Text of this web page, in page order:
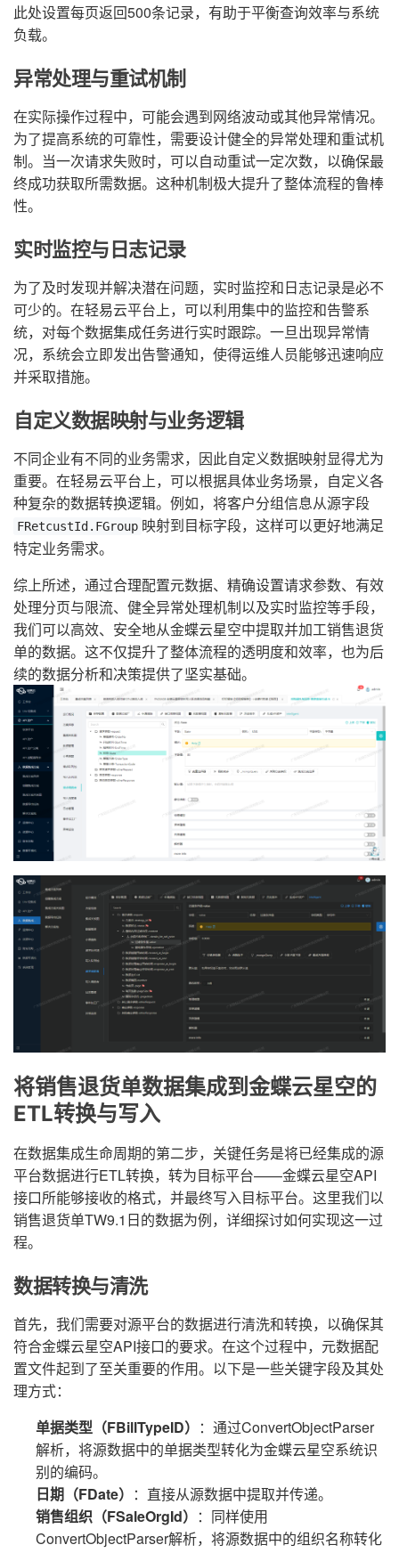
此处设置每页返回500条记录，有助于平衡查询效率与系统
负载。
异常处理与重试机制
在实际操作过程中，可能会遇到网络波动或其他异常情况。
为了提高系统的可靠性，需要设计健全的异常处理和重试机
制。当一次请求失败时，可以自动重试一定次数，以确保最
终成功获取所需数据。这种机制极大提升了整体流程的鲁棒
性。
实时监控与日志记录
为了及时发现并解决潜在问题，实时监控和日志记录是必不
可少的。在轻易云平台上，可以利用集中的监控和告警系
统，对每个数据集成任务进行实时跟踪。一旦出现异常情
况，系统会立即发出告警通知，使得运维人员能够迅速响应
并采取措施。
自定义数据映射与业务逻辑
不同企业有不同的业务需求，因此自定义数据映射显得尤为
重要。在轻易云平台上，可以根据具体业务场景，自定义各
种复杂的数据转换逻辑。例如，将客户分组信息从源字段
FRetcustId.FGroup 映射到目标字段，这样可以更好地满足
特定业务需求。
综上所述，通过合理配置元数据、精确设置请求参数、有效
处理分页与限流、健全异常处理机制以及实时监控等手段，
我们可以高效、安全地从金蝶云星空中提取并加工销售退货
单的数据。这不仅提升了整体流程的透明度和效率，也为后
续的数据分析和决策提供了坚实基础。
将销售退货单数据集成到金蝶云星空的
ETL转换与写入
在数据集成生命周期的第二步，关键任务是将已经集成的源
平台数据进行ETL转换，转为目标平台——金蝶云星空API
接口所能够接收的格式，并最终写入目标平台。这里我们以
销售退货单TW9.1日的数据为例，详细探讨如何实现这一过
程。
数据转换与清洗
首先，我们需要对源平台的数据进行清洗和转换，以确保其
符合金蝶云星空API接口的要求。在这个过程中，元数据配
置文件起到了至关重要的作用。以下是一些关键字段及其处
理方式：
单据类型（FBillTypeID） ：通过ConvertObjectParser
解析，将源数据中的单据类型转化为金蝶云星空系统识
别的编码。
日期（FDate） ：直接从源数据中提取并传递。
销售组织（FSaleOrgId） ：同样使用
ConvertObjectParser解析，将源数据中的组织名称转化